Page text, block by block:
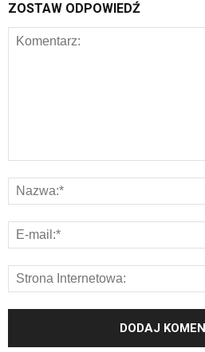
ZOSTAW ODPOWIEDŹ